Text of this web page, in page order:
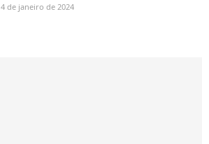
4 de janeiro de 2024